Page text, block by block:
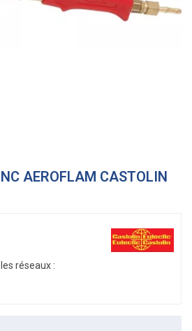
AEROFLAM CASTOLIN